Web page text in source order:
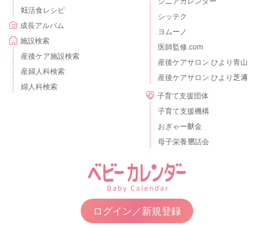
妊活食レシピ
成長アルバム
施設検索
産後ケア施設検索
産婦人科検索
婦人科検索
シッテク
ヨムーノ
医師監修.com
産後ケアサロン ひより青山
産後ケアサロン ひより芝浦
子育て支援団体
子育て支援機構
おぎゃー献金
母子栄養懇話会
ログイン／新規登録